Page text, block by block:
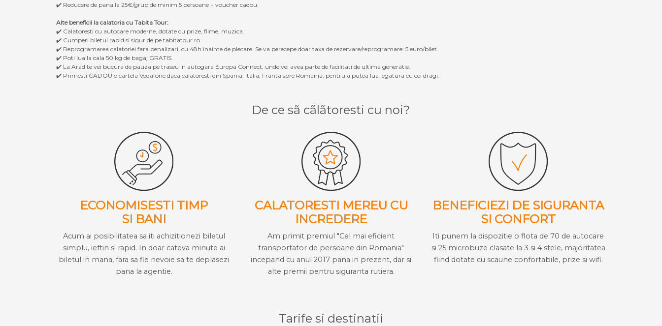
✔️ Reducere de pana la 25€/grup de minim 5 persoane + voucher cadou.
Alte beneficii la calatoria cu Tabita Tour:
✔️ Calatoresti cu autocare moderne, dotate cu prize, filme, muzica.
✔️ Cumperi biletul rapid si sigur de pe tabitatour.ro.
✔️ Reprogramarea calatoriei fara penalizari, cu 48h inainte de plecare. Se va perecepe doar taxa de rezervare/reprogramare: 5 euro/bilet.
✔️ Poti lua la cala 50 kg de bagaj GRATIS.
✔️ La Arad te vei bucura de pauza pe traseu in autogara Europa Connect, unde vei avea parte de facilitati de ultima generatie.
✔️ Primesti CADOU o cartela Vodafone daca calatoresti din Spania, Italia, Franta spre Romania, pentru a putea lua legatura cu cei dragi.
De ce sã cãlãtoresti cu noi?
ECONOMISESTI TIMP
SI BANI
Acum ai posibilitatea sa iti achizitionezi biletul
simplu, ieftin si rapid. In doar cateva minute ai
biletul in mana, fara sa fie nevoie sa te deplasezi
pana la agentie.
CALATORESTI MEREU CU
INCREDERE
Am primit premiul "Cel mai eficient
transportator de persoane din Romania"
incepand cu anul 2017 pana in prezent, dar si
alte premii pentru siguranta rutiera.
BENEFICIEZI DE SIGURANTA
SI CONFORT
Iti punem la dispozitie o flota de 70 de autocare
si 25 microbuze clasate la 3 si 4 stele, majoritatea
fiind dotate cu scaune confortabile, prize si wifi.
Tarife si destinatii